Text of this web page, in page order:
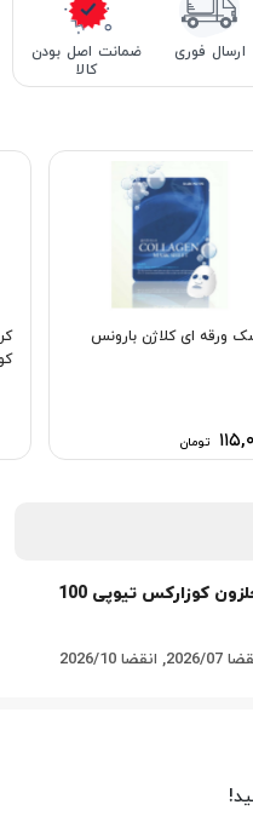
ارسال فوری
ضمانت اصل بودن
کالا
ورقه ای کلاژن بارونس
تومان
کرم چندکاره All in one حلزون كوزاركس تیوپی 100
07, انقضا 2026/10